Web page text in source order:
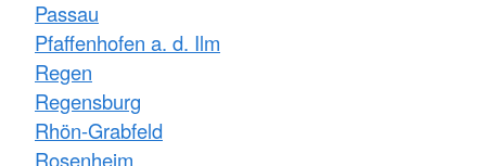
Passau
Pfaffenhofen a. d. Ilm
Regen
Regensburg
Rhön-Grabfeld
Rosenheim